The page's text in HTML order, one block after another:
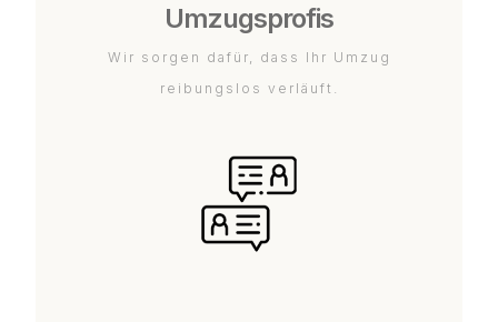
Umzugsprofis
Wir sorgen dafür, dass Ihr Umzug
reibungslos verläuft.